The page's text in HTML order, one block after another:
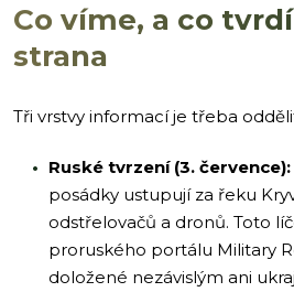
Co víme, a co
strana
Tři vrstvy informací je třeba
Ruské tvrzení (3. července):
posádky ustupují za řeku
odstřelovačů a dronů. Toto
proruského portálu Military
doložené nezávislým ani